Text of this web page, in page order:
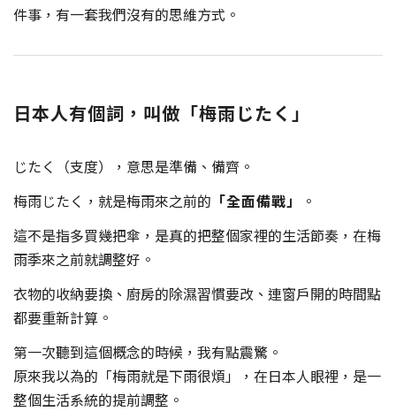
件事，有一套我們沒有的思維方式。
日本人有個詞，叫做「梅雨じたく」
じたく（支度），意思是準備、備齊。
梅雨じたく，就是梅雨來之前的 「全面備戰」
。
這不是指多買幾把傘，是真的把整個家裡的生活節奏，在梅
雨季來之前就調整好。
衣物的收納要換、廚房的除濕習慣要改、連窗戶開的時間點
都要重新計算。
第一次聽到這個概念的時候，我有點震驚。
原來我以為的「梅雨就是下雨很煩」，在日本人眼裡，是一
整個生活系統的提前調整。